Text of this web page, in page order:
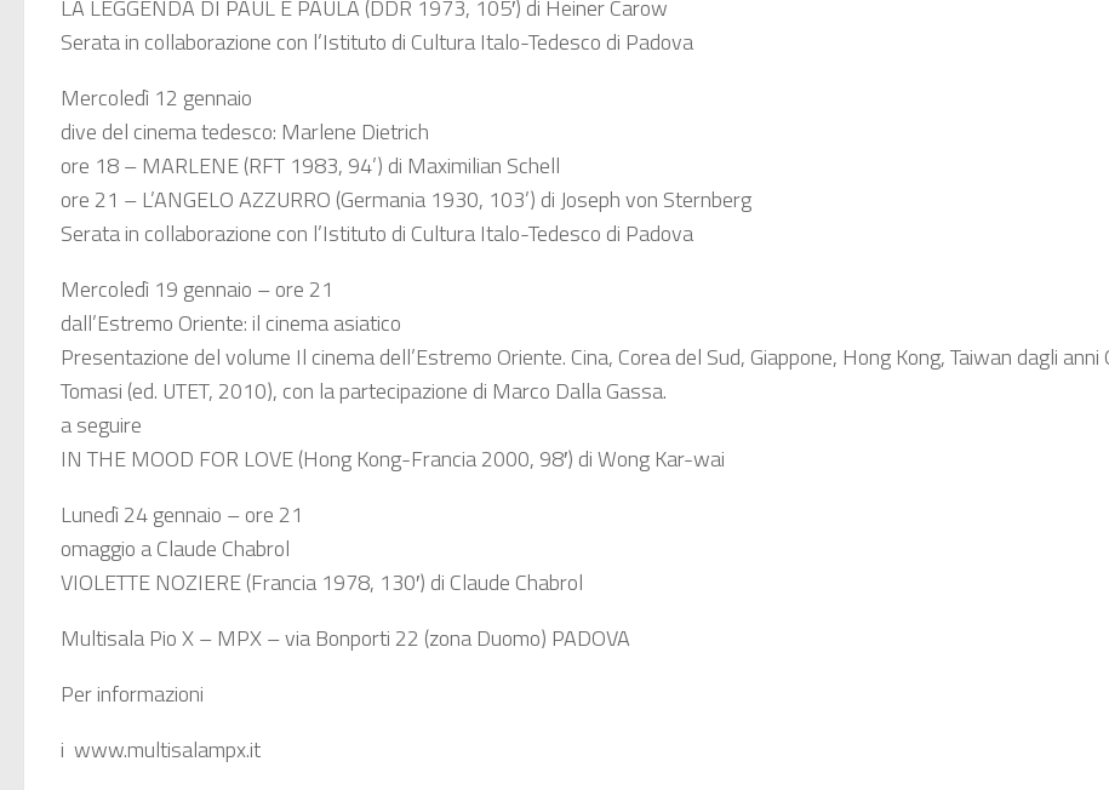
LA LEGGENDA DI PAUL E PAULA (DDR 1973, 105′) di Heiner Carow
Serata in collaborazione con l’Istituto di Cultura Italo-Tedesco di Padova
Mercoledì 12 gennaio
dive del cinema tedesco: Marlene Dietrich
ore 18 – MARLENE (RFT 1983, 94’) di Maximilian Schell
ore 21 – L’ANGELO AZZURRO (Germania 1930, 103’) di Joseph von Sternberg
Serata in collaborazione con l’Istituto di Cultura Italo-Tedesco di Padova
Mercoledì 19 gennaio – ore 21
dall’Estremo Oriente: il cinema asiatico
Presentazione del volume Il cinema dell’Estremo Oriente. Cina, Corea del Sud, Giappone, Hong Kong, Taiwan dagli
Tomasi (ed. UTET, 2010), con la partecipazione di Marco Dalla Gassa.
a seguire
IN THE MOOD FOR LOVE (Hong Kong-Francia 2000, 98′) di Wong Kar-wai
Lunedì 24 gennaio – ore 21
omaggio a Claude Chabrol
VIOLETTE NOZIERE (Francia 1978, 130′) di Claude Chabrol
Multisala Pio X – MPX – via Bonporti 22 (zona Duomo) PADOVA
Per informazioni
i www.multisalampx.it